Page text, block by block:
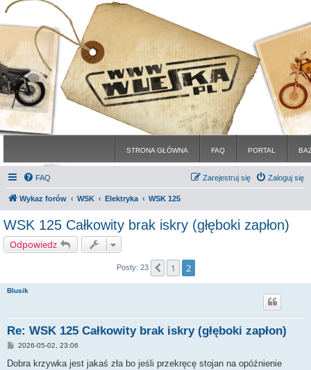
STRONA GŁÓWNA FAQ PORTAL
FAQ Zaloguj się
Zarejestruj się
Wykaz forów WSK Elektryka WSK 125
WSK 125 Całkowity brak iskry (głęboki zapłon)
Odpowiedz
Posty: 23 Poprzednia
1 2
Blusik
Re: WSK 125 Całkowity brak iskry (głęboki zapłon)
P
s
2026-05-02, 23:06
Dobra krzywka jest jakaś zła bo jeśli przekręcę stojan na opóźnienie